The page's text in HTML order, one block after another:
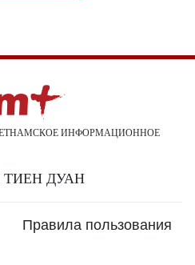
ИНФОРМАЦИОННОЕ
ТИЕН ДУАН
Правила пользования